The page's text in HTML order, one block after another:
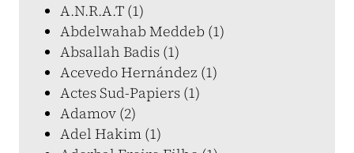
A.N.R.A.T (1)
Abdelwahab Meddeb (1)
Absallah Badis (1)
Acevedo Hernández (1)
Actes Sud-Papiers (1)
Adamov (2)
Adel Hakim (1)